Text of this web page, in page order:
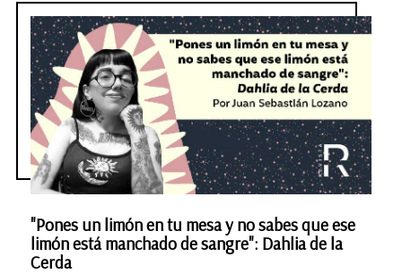
"Pones un limón en tu mesa y no sabes que ese
limón está manchado de sangre": Dahlia de la
Cerda